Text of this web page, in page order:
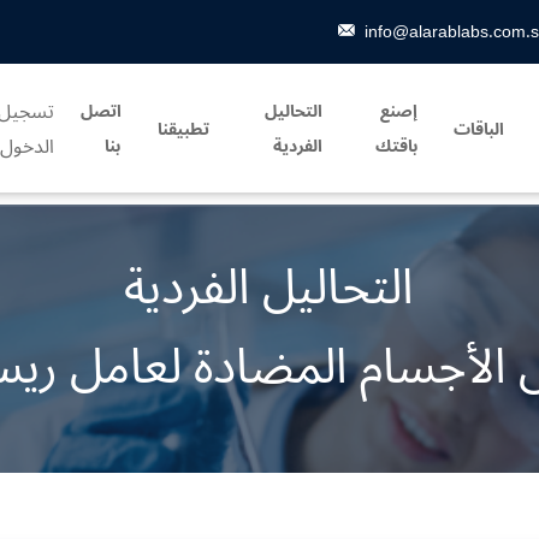
الباقات
إصنع
باقتك
التحاليل
الفردية
تطبيقنا
اتصل
بنا
الدخول
التحاليل الفردية
المضادة لعامل